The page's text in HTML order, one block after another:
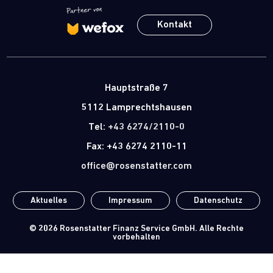
Kontakt
Hauptstraße 7
5112 Lamprechtshausen
Tel: +43 6274/2110-0
Fax: +43 6274 2110-11
office@rosenstatter.com
Aktuelles Impressum Datenschutz
© 2026 Rosenstatter Finanz Service GmbH . Alle Rechte
vorbehalten